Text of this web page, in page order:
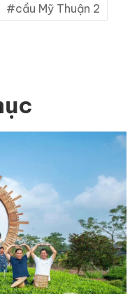
cầu Mỹ Thuận 2